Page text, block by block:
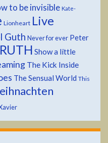
to be invisible Kate-
Lionheart Live
Guth Never for ever Peter
RUTH Show a little
The Kick Inside
The Sensual World This